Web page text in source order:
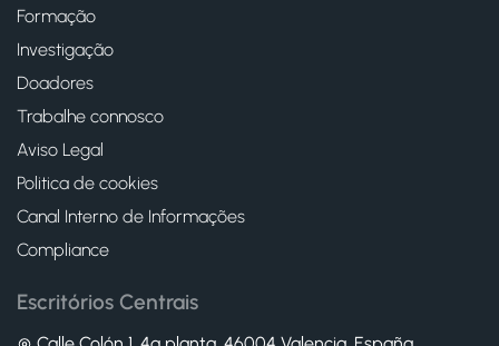
Formação
Investigação
Doadores
Trabalhe connosco
Aviso Legal
Politica de cookies
Canal Interno de Informações
Compliance
Escritórios Centrais